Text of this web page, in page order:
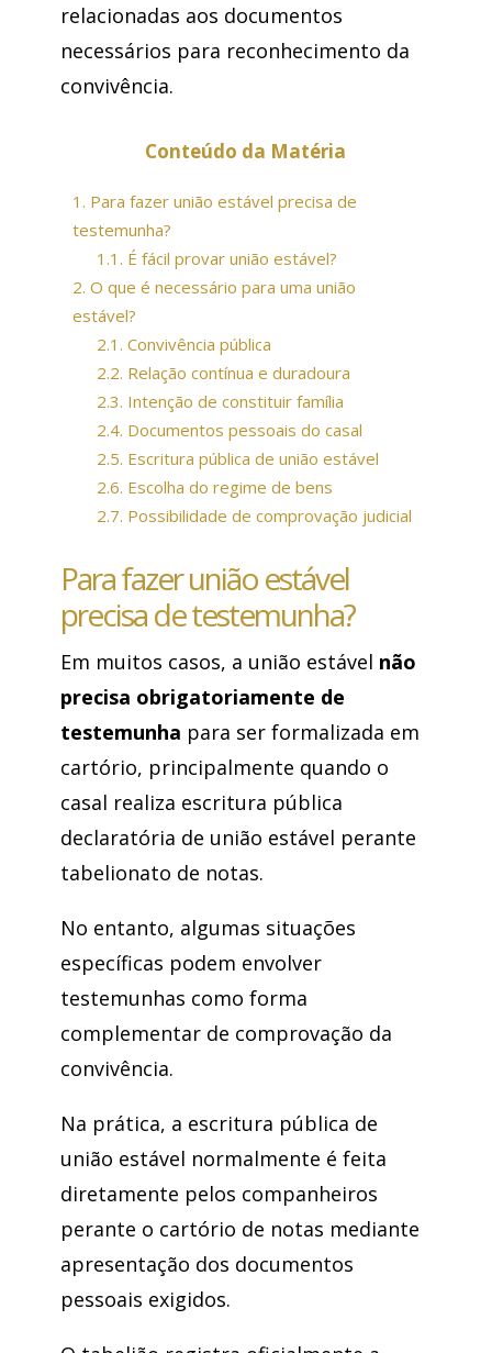
relacionadas aos documentos
necessários para reconhecimento da
convivência.
Conteúdo da Matéria
1. Para fazer união estável precisa de
testemunha?
1.1. É fácil provar união estável?
2. O que é necessário para uma união
estável?
2.1. Convivência pública
2.2. Relação contínua e duradoura
2.3. Intenção de constituir família
2.4. Documentos pessoais do casal
2.5. Escritura pública de união estável
2.6. Escolha do regime de bens
2.7. Possibilidade de comprovação judicial
Para fazer união estável
precisa de testemunha?
Em muitos casos, a união estável não
precisa obrigatoriamente de
testemunha para ser formalizada em
cartório, principalmente quando o
casal realiza escritura pública
declaratória de união estável perante
tabelionato de notas.
No entanto, algumas situações
específicas podem envolver
testemunhas como forma
complementar de comprovação da
convivência.
Na prática, a escritura pública de
união estável normalmente é feita
diretamente pelos companheiros
perante o cartório de notas mediante
apresentação dos documentos
pessoais exigidos.